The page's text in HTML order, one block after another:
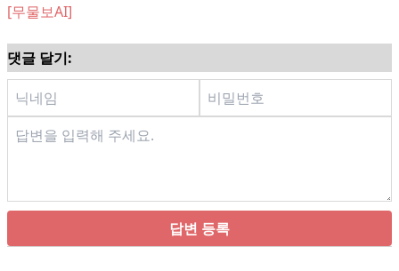
[무물보AI]
댓글 달기:
답변 등록